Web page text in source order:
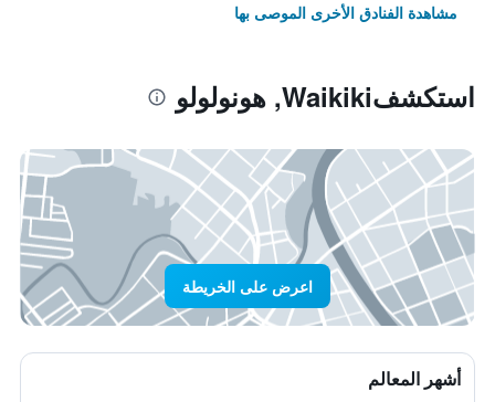
مشاهدة الفنادق الأخرى الموصى بها
استكشفWaikiki, هونولولو
اعرض على الخريطة
أشهر المعالم